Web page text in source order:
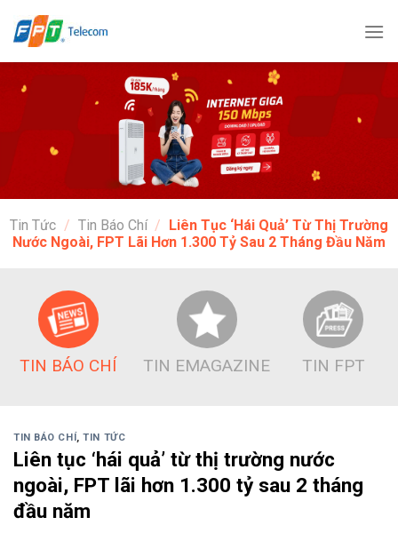
qua
Tin Tức / Tin Báo Chí / Liên Tục ‘hái Quả’ Từ Thị Trường
Nước Ngoài, FPT Lãi Hơn 1.300 Tỷ Sau 2 Tháng Đầu Năm
TIN BÁO CHÍ TIN EMAGAZINE TIN FPT
TIN BÁO CHÍ,TIN TỨC
Liên tục ‘hái quả’ từ thị trường nước
ngoài, FPT lãi hơn 1.300 tỷ sau 2 tháng
đầu năm